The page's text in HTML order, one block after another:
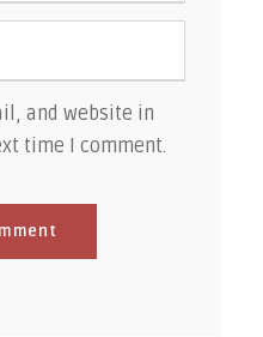
and website in
time I comment.